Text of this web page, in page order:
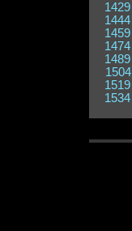
1429
1444
1459
1474
1489
1504
1519
1534